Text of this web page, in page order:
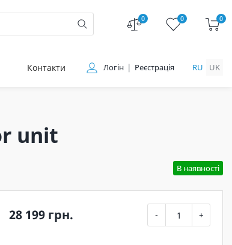
0 0 0
Контакти Логін Реєстрація RU UK
unit
В наявності
28 199 грн. - +